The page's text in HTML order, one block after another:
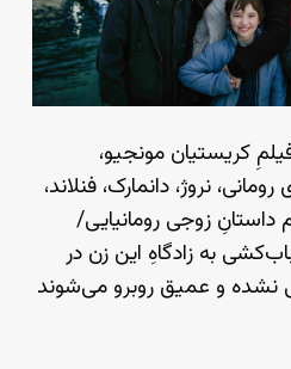
کریستیان مونجیو،
نروژ، دانمارک، فنلاند،
زوجی رومانیایی/
به زادگاهِ این زن در
نشده و عمیق روبرو می‌شوند